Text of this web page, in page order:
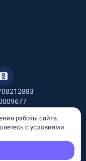
информационный
офертой.
работы сайта.
с условиями